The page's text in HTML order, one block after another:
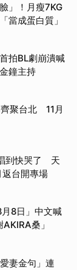
」！月瘦7KG
成蛋白質」
拍BL劇崩潰喊
鐘主持
聚台北 11月
到快哭了 天
台開專場
8日」中文喊
桑」
妻金句」連